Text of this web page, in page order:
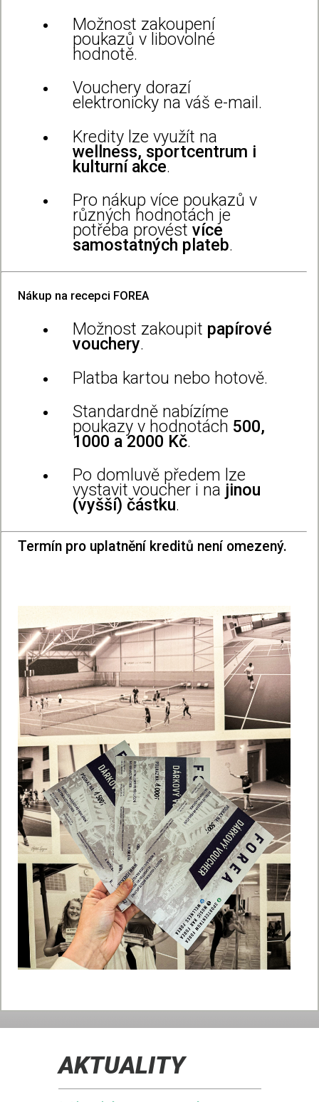
Možnost zakoupení
poukazů v libovolné
hodnotě.
Vouchery dorazí
elektronicky na váš e-mail.
Kredity lze využít na
wellness, sportcentrum i
kulturní akce.
Pro nákup více poukazů v
různých hodnotách je
potřeba provéstvíce
samostatných plateb.
Nákup na recepci FOREA
Možnost zakoupit papírové
vouchery.
Platba kartou nebo hotově.
Standardně nabízíme
poukazy v hodnotách 500,
1000 a 2000 Kč.
Po domluvě předem lze
vystavit voucher i na jinou
(vyšší) částku.
Termín pro uplatnění kreditů není omezený.
AKTUALITY